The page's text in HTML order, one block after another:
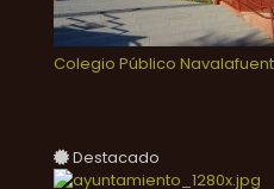
Colegio Público
Destacado